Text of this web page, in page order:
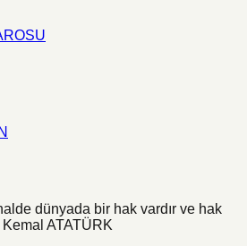
dünyada bir hak vardır ve hak
Kemal ATATÜRK